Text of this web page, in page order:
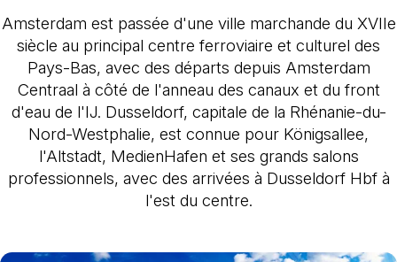
Amsterdam est passée d'une ville marchande du XVIIe
siècle au principal centre ferroviaire et culturel des
Pays-Bas, avec des départs depuis Amsterdam
Centraal à côté de l'anneau des canaux et du front
d'eau de l'IJ. Dusseldorf, capitale de la Rhénanie-du-
Nord-Westphalie, est connue pour Königsallee,
l'Altstadt, MedienHafen et ses grands salons
professionnels, avec des arrivées à Dusseldorf Hbf à
l'est du centre.